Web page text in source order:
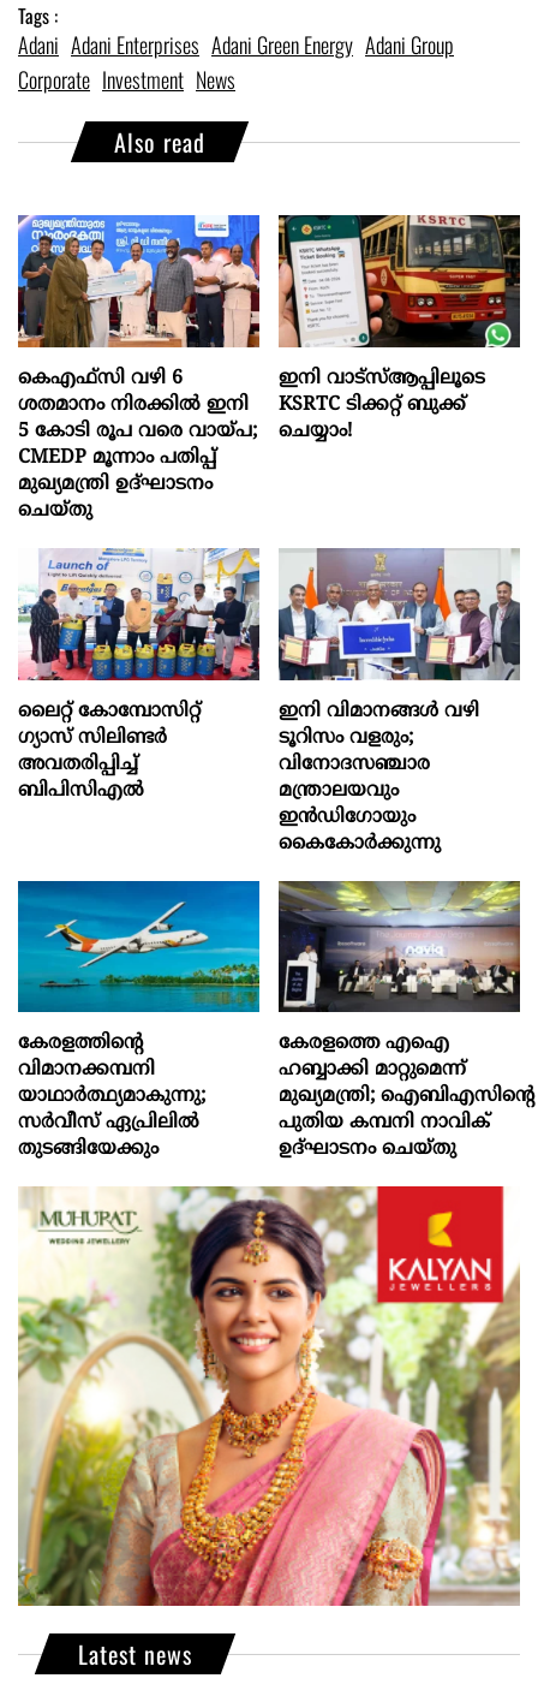
Tags :
Adani Adani Enterprises Adani Green Energy Adani Group
Corporate Investment News
Also read
കെഎഫ്സി വഴി 6
ശതമാനം നിരക്കിൽ ഇനി
5 കോടി രൂപ വരെ വായ്പ;
CMEDP മൂന്നാം പതിപ്പ്
മുഖ്യമന്ത്രി ഉദ്ഘാടനം
ചെയ്തു
ഇനി വാട്‌സ്ആപ്പിലൂടെ
KSRTC ടിക്കറ്റ് ബുക്ക്
ചെയ്യാം!
ലൈറ്റ് കോമ്പോസിറ്റ്
ഗ്യാസ് സിലിണ്ടർ
അവതരിപ്പിച്ച്
ബിപിസിഎൽ
ഇനി വിമാനങ്ങള്‍ വഴി
ടൂറിസം വളരും;
വിനോദസഞ്ചാര
മന്ത്രാലയവും
ഇന്‍ഡിഗോയും
കൈകോര്‍ക്കുന്നു
കേരളത്തിന്റെ
വിമാനക്കമ്പനി
യാഥാര്‍ത്ഥ്യമാകുന്നു;
സര്‍വീസ് ഏപ്രിലില്‍
തുടങ്ങിയേക്കും
കേരളത്തെ എഐ
ഹബ്ബാക്കി മാറ്റുമെന്ന്
മുഖ്യമന്ത്രി; ഐബിഎസിന്റെ
പുതിയ കമ്പനി നാവിക്
ഉദ്ഘാടനം ചെയ്തു
Latest news